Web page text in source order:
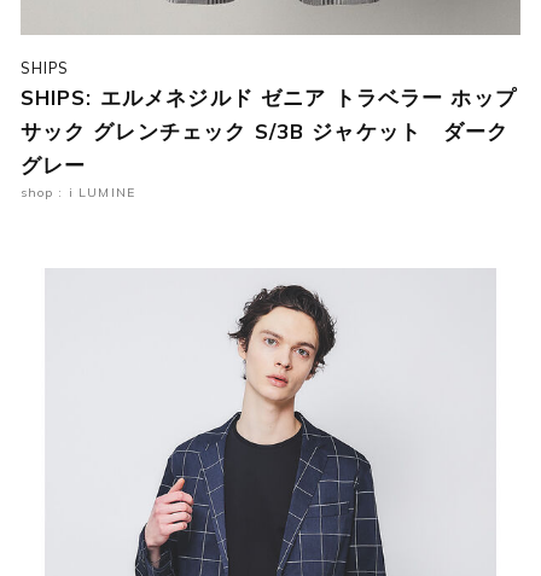
SHIPS
SHIPS: エルメネジルド ゼニア トラベラー ホップ
サック グレンチェック S/3B ジャケット ダーク
グレー
shop : i LUMINE